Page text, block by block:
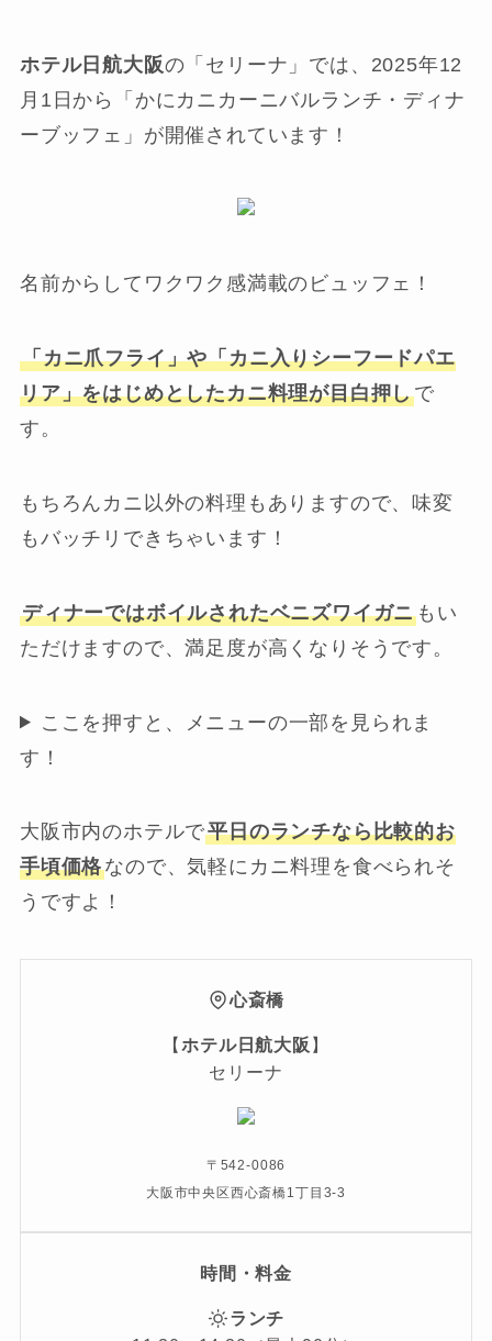
ホテル日航大阪の「セリーナ」では、2025年12
月1日から「かにカニカーニバルランチ・ディナ
ーブッフェ」が開催されています！
名前からしてワクワク感満載のビュッフェ！
「カニ爪フライ」や「カニ入りシーフードパエ
リア」をはじめとしたカニ料理が目白押しで
す。
もちろんカニ以外の料理もありますので、味変
もバッチリできちゃいます！
ディナーではボイルされたベニズワイガニ もい
ただけますので、満足度が高くなりそうです。
ここを押すと、メニューの一部を見られま
す！
大阪市内のホテルで平日のランチなら比較的お
手頃価格なので、気軽にカニ料理を食べられそ
うですよ！
心斎橋
【ホテル日航大阪 】
セリーナ
〒542-0086
大阪市中央区西心斎橋1丁目3-3
時間・料金
ランチ